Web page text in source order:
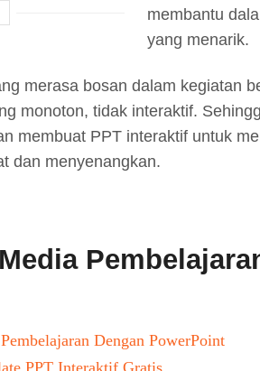
membantu
yang menarik.
merasa bosan dalam kegiatan
monoton, tidak interaktif.
membuat PPT interaktif untuk
dan menyenangkan.
Dengan PowerPoint
PPT Interaktif Gratis